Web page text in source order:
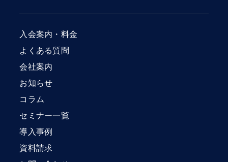
入会案内・料金
よくある質問
会社案内
お知らせ
コラム
セミナー一覧
導入事例
資料請求